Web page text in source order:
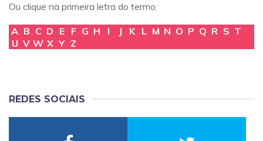
Ou clique na primeira letra do termo:
A B C D E F G H I J K L M N O P Q R S T
U V W X Y Z
REDES SOCIAIS